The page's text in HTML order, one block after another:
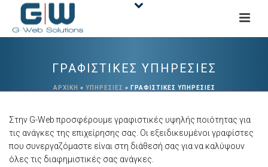
ΓΡΑΦΙΣΤΙΚΕΣ ΥΠΗΡΕΣΙΕΣ
ΑΡΧΙΚΉ » ΥΠΗΡΕΣΙΕΣ » ΓΡΑΦΙΣΤΙΚΕΣ ΥΠΗΡΕΣΙΕΣ
Στην G-Web προσφέρουμε γραφιστικές υψηλής ποιότητας για
τις ανάγκες της επιχείρησης σας. Οι εξειδικευμένοι γραφίστες
που συνεργαζόμαστε είναι στη διάθεσή σας για να καλύψουν
όλες τις διαφημιστικές σας ανάγκες.